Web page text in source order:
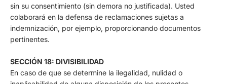
sin su consentimiento (sin demora no justificada). Usted
colaborará en la defensa de reclamaciones sujetas a
indemnización, por ejemplo, proporcionando documentos
pertinentes.
SECCIÓN 18: DIVISIBILIDAD
En caso de que se determine la ilegalidad, nulidad o